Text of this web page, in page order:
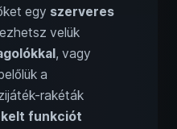
egy szerveres
velük
, vagy
a
rakéták
funkciót